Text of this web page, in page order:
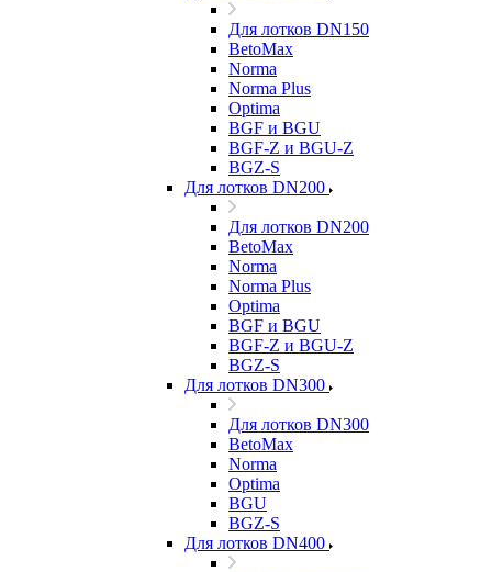
Для лотков DN150
BetoMax
Norma
Norma Plus
Optima
BGF и BGU
BGF-Z и BGU-Z
BGZ-S
Для лотков DN200
Для лотков DN200
BetoMax
Norma
Norma Plus
Optima
BGF и BGU
BGF-Z и BGU-Z
BGZ-S
Для лотков DN300
Для лотков DN300
BetoMax
Norma
Optima
BGU
BGZ-S
Для лотков DN400